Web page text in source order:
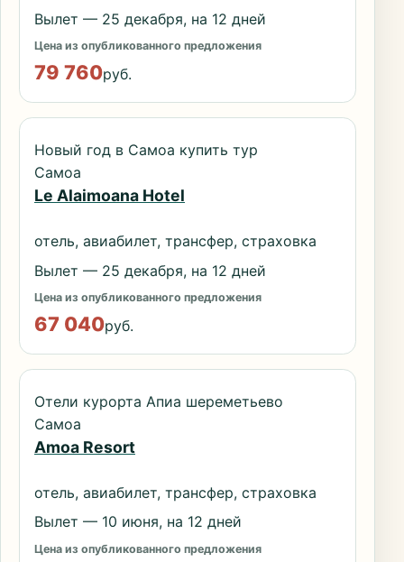
Вылет — 25 декабря, на 12 дней
Цена из опубликованного предложения
79 760руб.
Новый год в Самоа купить тур
Самоа
Le Alaimoana Hotel
отель, авиабилет, трансфер, страховка
Вылет — 25 декабря, на 12 дней
Цена из опубликованного предложения
67 040руб.
Отели курорта Апиа шереметьево
Самоа
Amoa Resort
отель, авиабилет, трансфер, страховка
Вылет — 10 июня, на 12 дней
Цена из опубликованного предложения